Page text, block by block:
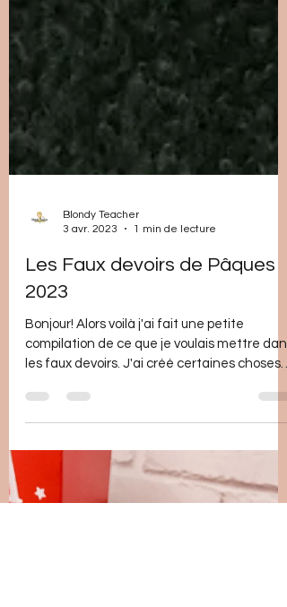
3 avr. 2023
1 min de lecture
Les Faux devoirs de Pâques
2023
Bonjour! Alors voilà j'ai fait une petite
les faux devoirs. J'ai créé certaines choses
et...